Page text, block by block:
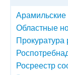
Арамильские
Областные
Прокуратура
Росреестр